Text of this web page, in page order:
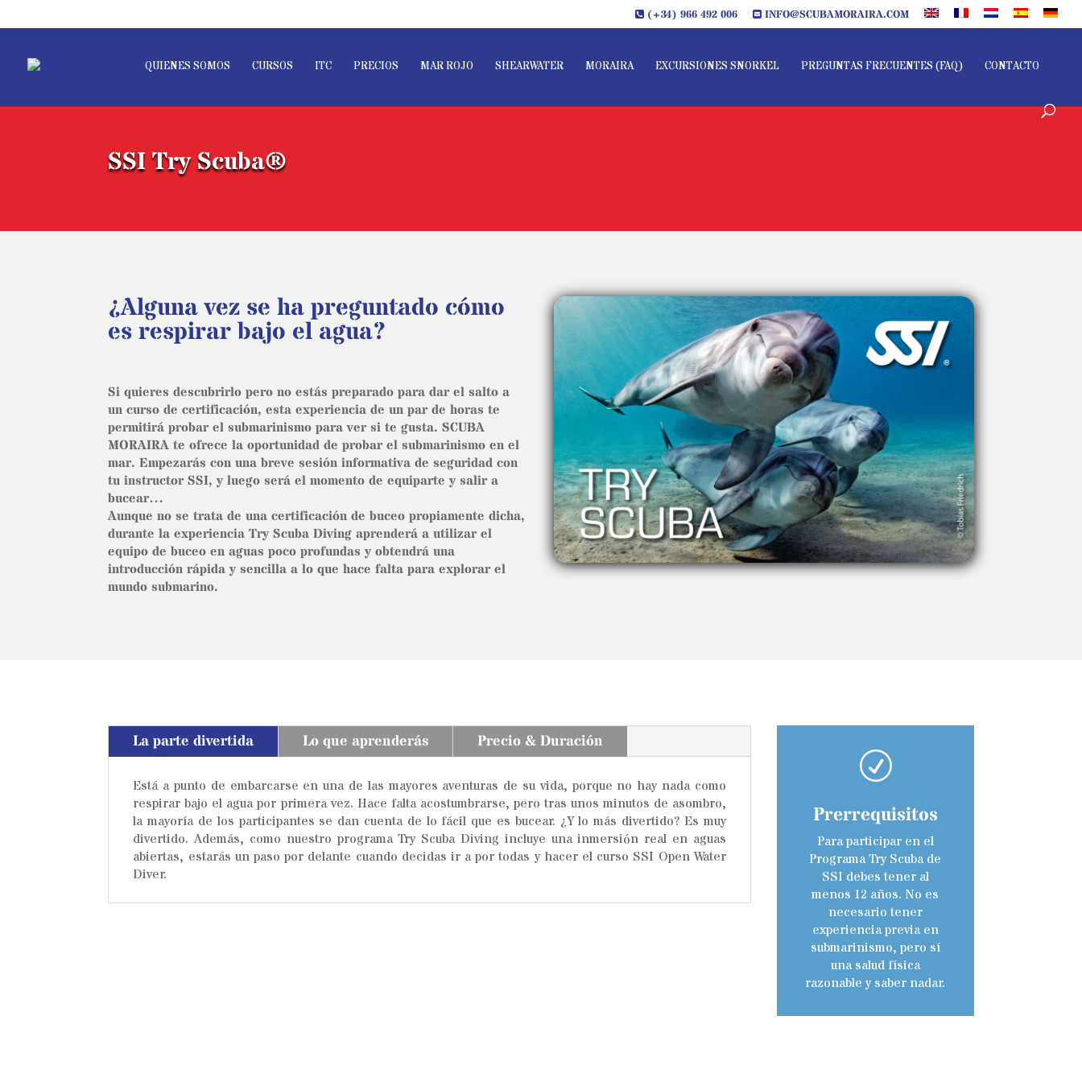
(+34) 966 492 006 INFO@SCUBAMORAIRA.COM
QUIENES SOMOS CURSOS ITC PRECIOS MAR ROJO SHEARWATER MORAIRA EXCURSIONES SNORKEL PREGUNTAS FRECUENTES (FAQ) CONTACTO
SSI Try Scuba®
¿Alguna vez se ha preguntado cómo
es respirar bajo el agua?
Si quieres descubrirlo pero no estás preparado para dar el salto a
un curso de certificación, esta experiencia de un par de horas te
permitirá probar el submarinismo para ver si te gusta. SCUBA
MORAIRA te ofrece la oportunidad de probar el submarinismo en el
mar. Empezarás con una breve sesión informativa de seguridad con
tu instructor SSI, y luego será el momento de equiparte y salir a
bucear…
Aunque no se trata de una certificación de buceo propiamente dicha,
durante la experiencia Try Scuba Diving aprenderá a utilizar el
equipo de buceo en aguas poco profundas y obtendrá una
introducción rápida y sencilla a lo que hace falta para explorar el
mundo submarino.
La parte divertida Lo que aprenderás Precio & Duración
Está a punto de embarcarse en una de las mayores aventuras de su vida, porque no hay nada como
respirar bajo el agua por primera vez. Hace falta acostumbrarse, pero tras unos minutos de asombro,
la mayoría de los participantes se dan cuenta de lo fácil que es bucear. ¿Y lo más divertido? Es muy
divertido. Además, como nuestro programa Try Scuba Diving incluye una inmersión real en aguas
abiertas, estarás un paso por delante cuando decidas ir a por todas y hacer el curso SSI Open Water
Diver.
R
Prerrequisitos
Para participar en el
Programa Try Scuba de
SSI debes tener al
menos 12 años. No es
necesario tener
experiencia previa en
submarinismo, pero sí
una salud física
razonable y saber nadar.